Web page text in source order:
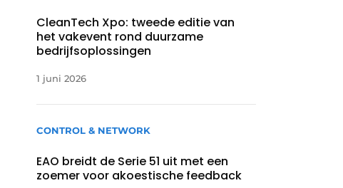
CleanTech Xpo: tweede editie van
het vakevent rond duurzame
bedrijfsoplossingen
1 juni 2026
CONTROL & NETWORK
EAO breidt de Serie 51 uit met een
zoemer voor akoestische feedback